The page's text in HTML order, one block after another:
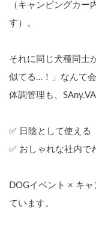
（キャンピングカ
す）。
それに同じ犬種同士
似てる…！」なんて
体調管理も、
✅ 日陰として使える
✅ おしゃれな社内で
DOGイベント × キ
ています。